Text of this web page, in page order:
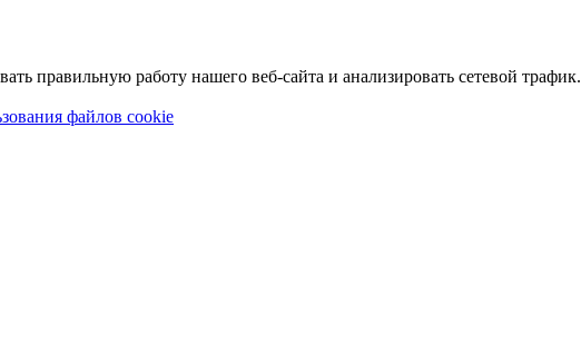
правильную работу нашего веб-сайта и анализировать сетевой трафик.
файлов cookie